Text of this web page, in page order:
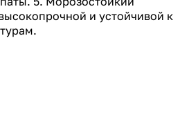
и устойчивой к